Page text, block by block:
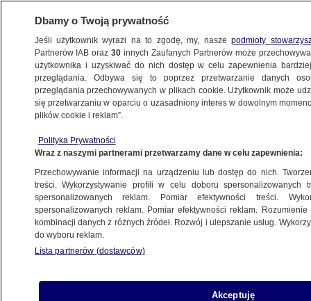
ŚWIAT
z ataku na centrum handlowe w Kenii
18.10.2013, 05:27
Udostępnij
Strzelanie do leżących, uciekający w popłochu
Nairobi. Dziennikarze telewizji CNN dotarli do
Dbamy o Twoją prywatność
Jeśli użytkownik wyrazi na to zgodę, my, naszepodmioty
Partnerów IAB oraz30 innych Zaufanych Partnerów może
użytkownika i uzyskiwać do nich dostęp w celu zapewnienia
przeglądania. Odbywa się to poprzez przetwarzanie danych
przeglądania przechowywanych w plikach cookie. Użytkownik może
się przetwarzaniu w oparciu o uzasadniony interes w dowolnym
plików cookie i reklam”.
Polityka Prywatności
Wraz z naszymi partnerami przetwarzamy dane w celu zapewnienia:
Przechowywanie informacji na urządzeniu lub dostęp do nich.
treści. Wykorzystywanie profili w celu doboru spersonalizowanych
spersonalizowanych reklam. Pomiar efektywności treści.
spersonalizowanych reklam. Pomiar efektywności reklam.
kombinacji danych z różnych źródeł. Rozwój i ulepszanie usług.
do wyboru reklam.
Lista partnerów (dostawców)
Akceptuję